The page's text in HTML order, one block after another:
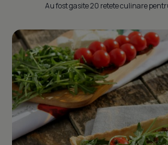
Au fost gasite 20 retete culinare